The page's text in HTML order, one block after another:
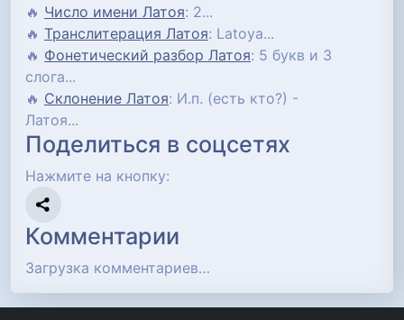
🔥 Число имени Латоя: 2...
🔥 Транслитерация Латоя: Latoya...
🔥 Фонетический разбор Латоя: 5 букв и 3
слога...
🔥 Склонение Латоя: И.п. (есть кто?) -
Латоя...
Поделиться в соцсетях
Нажмите на кнопку:
Комментарии
Загрузка комментариев…